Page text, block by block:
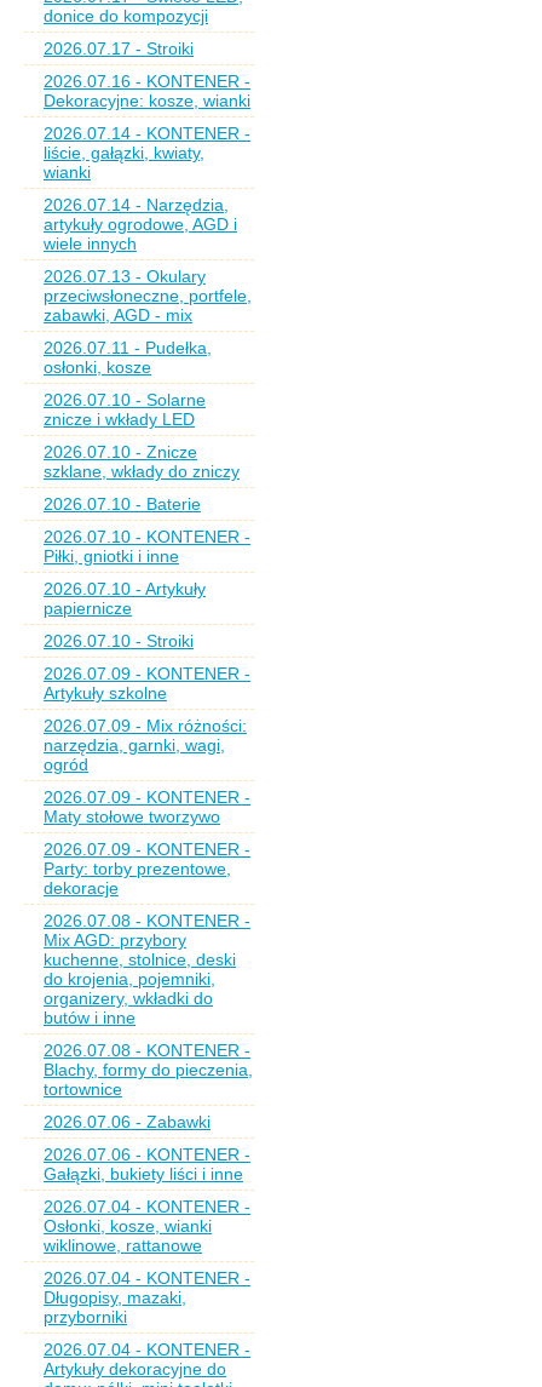
donice do kompozycji
2026.07.17 - Stroiki
2026.07.16 - KONTENER -
Dekoracyjne: kosze, wianki
2026.07.14 - KONTENER -
liście, gałązki, kwiaty,
wianki
2026.07.14 - Narzędzia,
artykuły ogrodowe, AGD i
wiele innych
2026.07.13 - Okulary
przeciwsłoneczne, portfele,
zabawki, AGD - mix
2026.07.11 - Pudełka,
osłonki, kosze
2026.07.10 - Solarne
znicze i wkłady LED
2026.07.10 - Znicze
szklane, wkłady do zniczy
2026.07.10 - Baterie
2026.07.10 - KONTENER -
Piłki, gniotki i inne
2026.07.10 - Artykuły
papiernicze
2026.07.10 - Stroiki
2026.07.09 - KONTENER -
Artykuły szkolne
2026.07.09 - Mix różności:
narzędzia, garnki, wagi,
ogród
2026.07.09 - KONTENER -
Maty stołowe tworzywo
2026.07.09 - KONTENER -
Party: torby prezentowe,
dekoracje
2026.07.08 - KONTENER -
Mix AGD: przybory
kuchenne, stolnice, deski
do krojenia, pojemniki,
organizery, wkładki do
butów i inne
2026.07.08 - KONTENER -
Blachy, formy do pieczenia,
tortownice
2026.07.06 - Zabawki
2026.07.06 - KONTENER -
Gałązki, bukiety liści i inne
2026.07.04 - KONTENER -
Osłonki, kosze, wianki
wiklinowe, rattanowe
2026.07.04 - KONTENER -
Długopisy, mazaki,
przyborniki
2026.07.04 - KONTENER -
Artykuły dekoracyjne do